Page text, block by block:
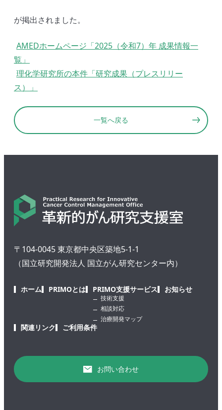
が掲出されました。
AMEDホームページ「2025（令和7）年 成果情報一
覧」
理化学研究所の本件「研究成果（プレスリリー
ス）」
一覧へ戻る
〒104-0045 東京都中央区築地5-1-1
（国立研究開発法人 国立がん研究センター内）
ホーム PRIMOとは PRIMO支援サービス
技術支援
相談対応
治療開発マップ
お知らせ
関連リンク ご利用条件
お問い合わせ